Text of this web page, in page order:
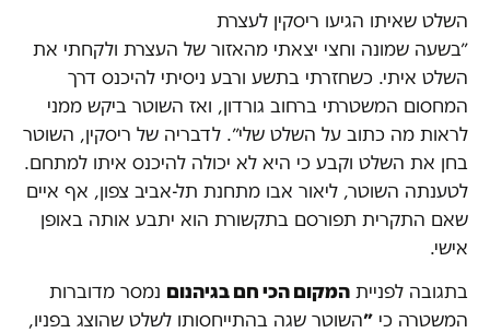
השלט שאיתו הגיעו ריסקין לעצרת
״בשעה שמונה וחצי יצאתי מהאזור של העצרת ולקחתי את
השלט איתי. כשחזרתי בתשע ורבע ניסיתי להיכנס דרך
המחסום המשטרתי ברחוב גורדון, ואז השוטר ביקש ממני
לראות מה כתוב על השלט שלי״. לדבריה של ריסקין, השוטר
בחן את השלט וקבע כי היא לא יכולה להיכנס איתו למתחם.
לטענתה השוטר, ליאור אבו מתחנת תל-אביב צפון, אף איים
שאם התקרית תפורסם בתקשורת הוא יתבע אותה באופן
אישי.
בתגובה לפניית המקום הכי חם בגיהנום נמסר מדוברות
המשטרה כי ״השוטר שגה בהתייחסותו לשלט שהוצג בפניו,